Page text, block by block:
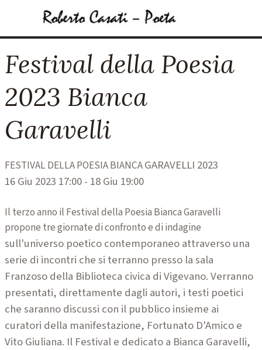
Salta menù
Festival della Poesia
2023 Bianca
Garavelli
FESTIVAL DELLA POESIA BIANCAGARAVELLI 2023
16 Giu 2023 17:00 - 18 Giu 19:00
Il terzo anno il Festival della Poesia Bianca Garavelli
propone tre giornate di confronto e di indagine
sull'universo poetico contemporaneo attraverso una
serie di incontri che si terranno presso la sala
Franzoso della Biblioteca civica di Vigevano. Verranno
presentati, direttamente dagli autori, i testi poetici
che saranno discussi con il pubblico insieme ai
curatori della manifestazione, Fortunato D'Amico e
VitoGiuliana. Il Festival e dedicato a Bianca Garavelli,